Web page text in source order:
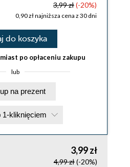
3,99 zł(-20%)
0,90 zł najniższa cena z 30 dni
do koszyka
po opłaceniu zakupu
lub
Kup na prezent
1-kliknięciem
3,99 zł
4,99 zł(-20%)